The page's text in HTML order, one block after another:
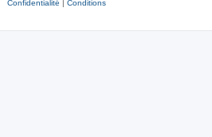
Confidentialité | Conditions